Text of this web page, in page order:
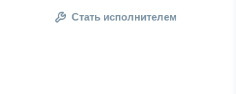
Стать исполнителем